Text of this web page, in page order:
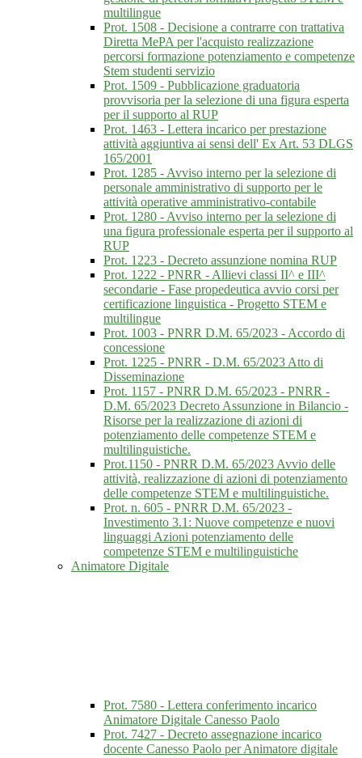
multilingue
Prot. 1508 - Decisione a contrarre con trattativa
Diretta MePA per l'acquisto realizzazione
percorsi formazione potenziamento e competenze
Stem studenti servizio
Prot. 1509 - Pubblicazione graduatoria
provvisoria per la selezione di una figura esperta
per il supporto al RUP
Prot. 1463 - Lettera incarico per prestazione
attività aggiuntiva ai sensi dell' Ex Art. 53 DLGS
165/2001
Prot. 1285 - Avviso interno per la selezione di
personale amministrativo di supporto per le
attività operative amministrativo-contabile
Prot. 1280 - Avviso interno per la selezione di
una figura professionale esperta per il supporto al
RUP
Prot. 1223 - Decreto assunzione nomina RUP
Prot. 1222 - PNRR - Allievi classi II^ e III^
secondarie - Fase propedeutica avvio corsi per
certificazione linguistica - Progetto STEM e
multilingue
Prot. 1003 - PNRR D.M. 65/2023 - Accordo di
concessione
Prot. 1225 - PNRR - D.M. 65/2023 Atto di
Disseminazione
Prot. 1157 - PNRR D.M. 65/2023 - PNRR -
D.M. 65/2023 Decreto Assunzione in Bilancio -
Risorse per la realizzazione di azioni di
potenziamento delle competenze STEM e
multilinguistiche.
Prot.1150 - PNRR D.M. 65/2023 Avvio delle
attività, realizzazione di azioni di potenziamento
delle competenze STEM e multilinguistiche.
Prot. n. 605 - PNRR D.M. 65/2023 -
Investimento 3.1: Nuove competenze e nuovi
linguaggi Azioni potenziamento delle
competenze STEM e multilinguistiche
Animatore Digitale
Prot. 7580 - Lettera conferimento incarico
Animatore Digitale Canesso Paolo
Prot. 7427 - Decreto assegnazione incarico
docente Canesso Paolo per Animatore digitale